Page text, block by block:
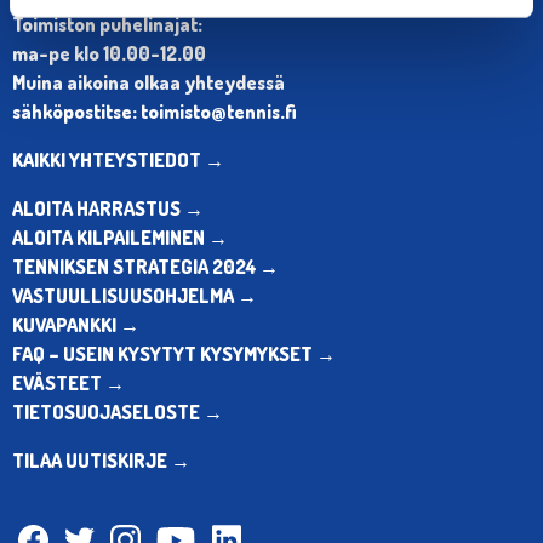
Toimiston puhelinajat:
ma-pe klo 10.00-12.00
Muina aikoina olkaa yhteydessä
sähköpostitse: toimisto@tennis.fi
KAIKKI YHTEYSTIEDOT →
ALOITA HARRASTUS →
ALOITA KILPAILEMINEN →
TENNIKSEN STRATEGIA 2024 →
VASTUULLISUUSOHJELMA →
KUVAPANKKI →
FAQ – USEIN KYSYTYT KYSYMYKSET →
EVÄSTEET →
TIETOSUOJASELOSTE →
TILAA UUTISKIRJE →